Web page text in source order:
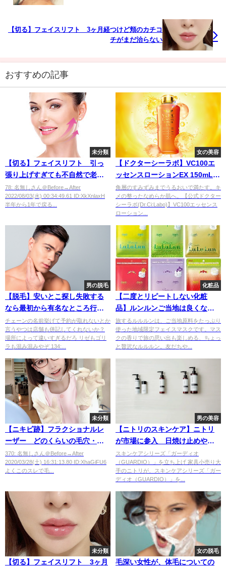
【切る】フェイスリフト 3ヶ月経つけど頬のカチコ
チがまだ治らない
おすすめの記事
未分類
【切る】フェイスリフト 引っ
張り上げすぎても不自然で老け
て見えるからな～
78: 名無しさん＠Before→After
2022/08/03(水) 00:34:49.61 ID:XkXnlaxH
半年から1年で戻る...
女の美容
【ドクターシーラボ】VC100エ
ッセンスローションEX 150mL
ってどうなの？
角層のすみずみまでうるおいで満たす。キ
メの整ったなめらか肌へ。【公式ドクター
シーラボ(Dr.Ci:Labo)】VC100エッセンス
ローション...
男の脱毛
【脱毛】安いとこ探し失敗する
なら最初から有名なところ行っ
た方がいいんだよな
チェーンの名前挙げて予約が取れないとか
言うやつは店舗も併記してくれないか？
場所によって違いすぎるだろ リゼもゴリ
ラも混み混みやぞ 134:...
化粧品
【二度とリピートしない化粧
品】ルンルンご当地は良くない
ルンｗ
旅するルルルンは、ご当地原料をたっぷり
使った地域限定フェイスマスクです。マス
クの香りで旅の思い出も楽しめる、ちょっ
と贅沢なルルルン。友だちや...
未分類
【ニキビ跡】フラクショナルレ
ーザー どのくらいの毛穴・ク
レーターまで許せる？
370: 名無しさん＠Before→After
2020/03/28(土) 16:31:13.80 ID:XhaGiFU6
よくこのスレで毛...
男の美容
【ニトリのスキンケア】ニトリ
が市場に参入 日焼け止めや化
粧水など日本製にこだわる
スキンケアシリーズ「ガーディオ
（GUARDIO）」を立ち上げ 家具小売り大
手のニトリが、スキンケアシリーズ「ガー
ディオ（GUARDIO）」を...
未分類
【切る】フェイスリフト 3ヶ月
女の脱毛
毛深い女性が、体毛についての